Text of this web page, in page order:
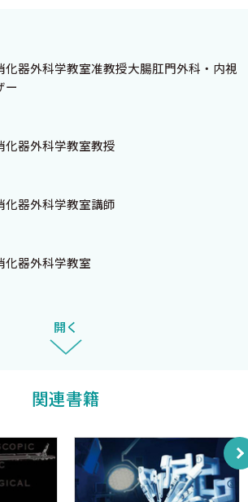
の郭清 Type B
剥離授動
と吻合
下結腸右半切除術
to end anastomosis
anastomosis
化器外科学教室准教授大腸肛門外科・内視
ー
化器外科学教室教授
化器外科学教室講師
化器外科学教室
開く
関連書籍